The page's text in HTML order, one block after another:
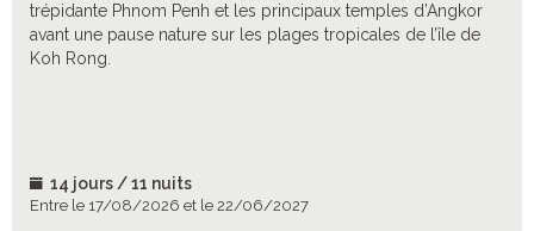
trépidante Phnom Penh et les principaux temples d’Angkor
avant une pause nature sur les plages tropicales de l’île de
Koh Rong.
14 jours / 11 nuits
Entre le 17/08/2026 et le 22/06/2027